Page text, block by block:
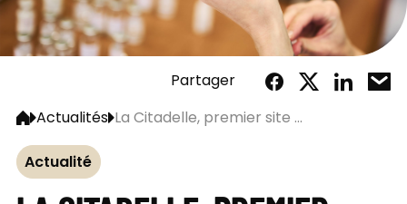
Partager
Actualités La Citadelle, premier site ...
Actualité